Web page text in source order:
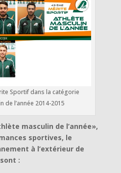
Sportif dans la catégorie
de l’année 2014-2015
masculin de l’année»,
sportives, le
à l’extérieur de
: